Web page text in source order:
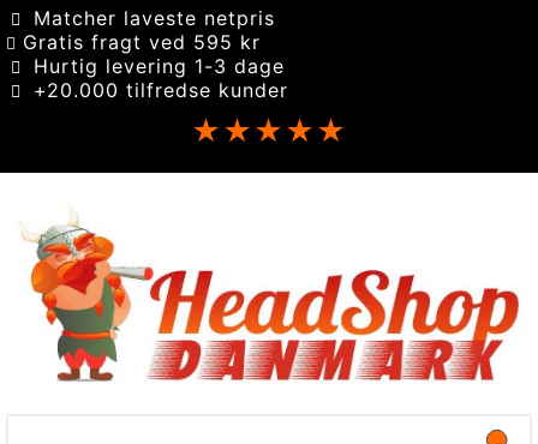
Matcher laveste netpris
Gratis fragt ved 595 kr
Hurtig levering 1-3 dage
+20.000 tilfredse kunder
★★★★★